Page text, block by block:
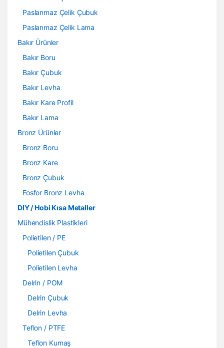
Paslanmaz Çelik Çubuk
Paslanmaz Çelik Lama
Bakır Ürünler
Bakır Boru
Bakır Çubuk
Bakır Levha
Bakır Kare Profil
Bakır Lama
Bronz Ürünler
Bronz Boru
Bronz Kare
Bronz Çubuk
Fosfor Bronz Levha
DIY / Hobi Kısa Metaller
Mühendislik Plastikleri
Polietilen / PE
Polietilen Çubuk
Polietilen Levha
Delrin / POM
Delrin Çubuk
Delrin Levha
Teflon / PTFE
Teflon Kumaş